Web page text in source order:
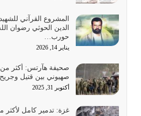
هل نحن من الصالحين؟ قيِّم نفسك
على أصله وأعرض نفسك، وأعرض
يوليو 27, 2026
عندما يكون عدوك هو عدو الله معناه
الضعف فيه كثيرة وسينصرك الله
يوليو 26, 2026
أراد الله لهذه الأمة ان تكون خير
المشروع القرآني
الدين الحوثي رضوان
حورب…
يناير 14, 2026
صهيوني بين قتيل
أكتوبر 31, 2025